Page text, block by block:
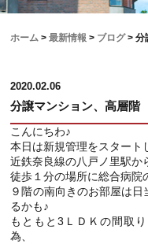
ホーム >最新情報 > ブログ>分
2020.02.06
分譲マンション、高層
こんにちわ♪
本日は新規管理をスタート
近鉄奈良線の八戸ノ里駅か
徒歩１分の場所に総合病院
９階の南向きのお部屋は
るかも♪
もともと3ＬＤＫの間取
為、